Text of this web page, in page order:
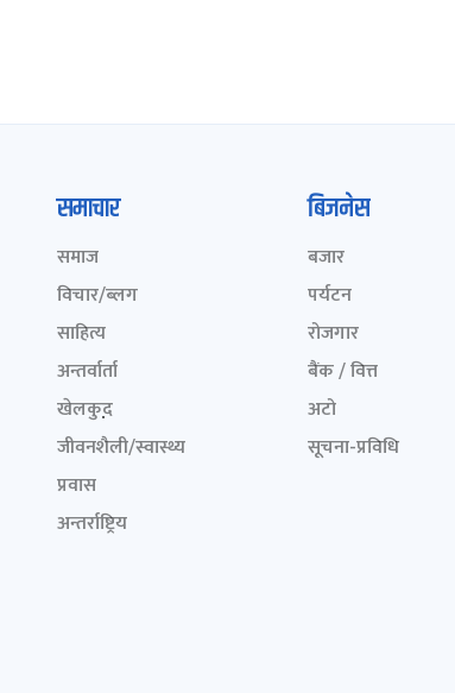
समाचार
समाज
विचार/ब्लग
साहित्य
अन्तर्वार्ता
खेलकुद़़
जीवनशैली/स्वास्थ्य
प्रवास
अन्तर्राष्ट्रिय
बिजनेस
बजार
पर्यटन
रोजगार
बैंक / वित्त
अटो
सूचना-प्रविधि